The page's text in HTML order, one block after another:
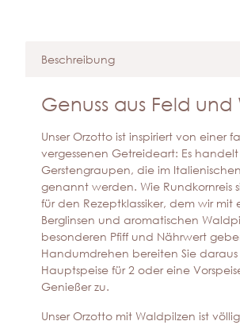
Beschreibung
Genuss aus Feld und
Unser Orzotto ist inspiriert von einer
vergessenen Getreideart: Es
Gerstengraupen, die im
genannt werden. Wie Rundkornreis
für den Rezeptklassiker, dem wir mit
Berglinsen und aromatischen
besonderen Pfiff und Nährwert
Handumdrehen bereiten Sie
Hauptspeise für 2 oder eine
Genießer zu.
Unser Orzotto mit Waldpilzen ist